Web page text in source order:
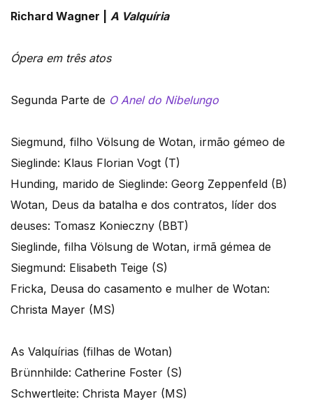
Richard Wagner | A Valquíria
Ópera em três atos
Segunda Parte de O Anel do Nibelungo
Siegmund, filho Völsung de Wotan, irmão gémeo de
Sieglinde: Klaus Florian Vogt (T)
Hunding, marido de Sieglinde: Georg Zeppenfeld (B)
Wotan, Deus da batalha e dos contratos, líder dos
deuses: Tomasz Konieczny (BBT)
Sieglinde, filha Völsung de Wotan, irmã gémea de
Siegmund: Elisabeth Teige (S)
Fricka, Deusa do casamento e mulher de Wotan:
Christa Mayer (MS)
As Valquírias (filhas de Wotan)
Brünnhilde: Catherine Foster (S)
Schwertleite: Christa Mayer (MS)